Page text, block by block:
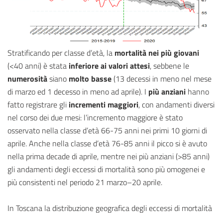
Stratificando per classe d’età, la mortalità nei più giovani
(<40 anni) è stata inferiore ai valori attesi, sebbene le
numerositàsiano molto basse(13 decessi in meno nel mese
di marzo ed 1 decesso in meno ad aprile). I più anziani hanno
fatto registrare gli incrementi maggiori, con andamenti diversi
nel corso dei due mesi: l’incremento maggiore è stato
osservato nella classe d’età 66-75 anni nei primi 10 giorni di
aprile. Anche nella classe d’età 76-85 anni il picco si è avuto
nella prima decade di aprile, mentre nei più anziani (>85 anni)
gli andamenti degli eccessi di mortalità sono più omogenei e
più consistenti nel periodo 21 marzo–20 aprile.
In Toscana la distribuzione geografica degli eccessi di mortalità